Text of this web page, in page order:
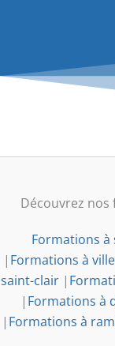
Découvrez
Formations à
| Formations à
saint-clair |
| Formations à
| Formations à